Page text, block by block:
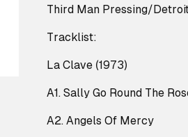
Third Man Pressing/
Tracklist:
La Clave (1973)
A1. Sally Go Round The
A2. Angels Of Mercy